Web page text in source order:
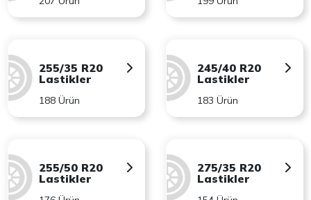
255/35 R20
Lastikler
188 Ürün
245/40 R20
Lastikler
183 Ürün
255/50 R20
Lastikler
275/35 R20
Lastikler